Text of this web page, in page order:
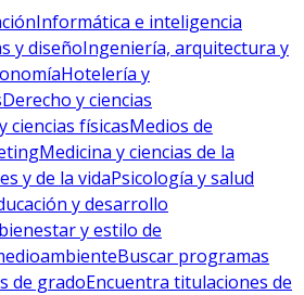
Informática e inteligencia
y diseñoIngeniería, arquitectura y
Hotelería y
Derecho y ciencias
ciencias físicasMedios de
Medicina y ciencias de la
y de la vidaPsicología y salud
y desarrollo
y estilo de
Buscar programas
de gradoEncuentra titulaciones de